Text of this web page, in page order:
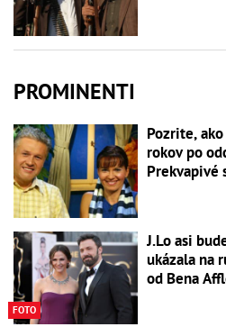
PROMINENTI
Pozrite,
rokov po
Prekvapivé
FOTO
J.Lo asi
ukázala na
od Bena